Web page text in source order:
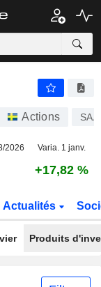
Actions
2026 Varia. 1 janv.
+17,82 %
Actualités
Produits